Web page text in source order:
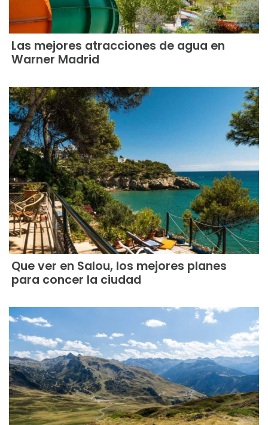
Las mejores atracciones de agua en
Warner Madrid
Que ver en Salou, los mejores planes
para concer la ciudad